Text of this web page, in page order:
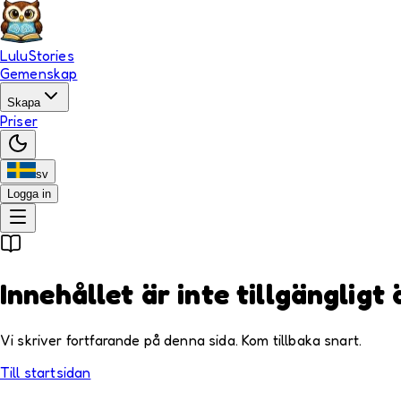
LuluStories
Gemenskap
Skapa
Priser
sv
Logga in
Innehållet är inte tillgängligt
Vi skriver fortfarande på denna sida. Kom tillbaka snart.
Till startsidan